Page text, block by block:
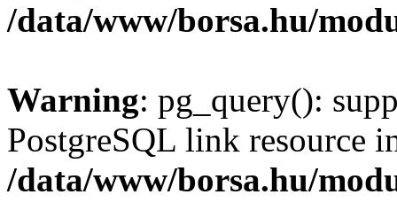
/data/www/borsa.hu/
Warning: pg_query():
PostgreSQL link resource
/data/www/borsa.hu/